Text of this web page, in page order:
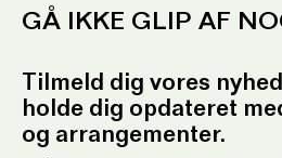
Om caféenher
Telefontid: Tirsdag – fredag
kl. 10.30-12.30 og kl. 16.30-17.30
ordrupgaard.mondrups@outlook.d
GÅ IKKE GLIP AF
Tilmeld dig vores
holde dig opdateret
og arrangementer.